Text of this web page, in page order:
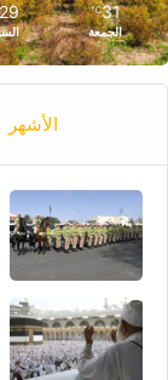
31
℃
الجمعة
الأشهر